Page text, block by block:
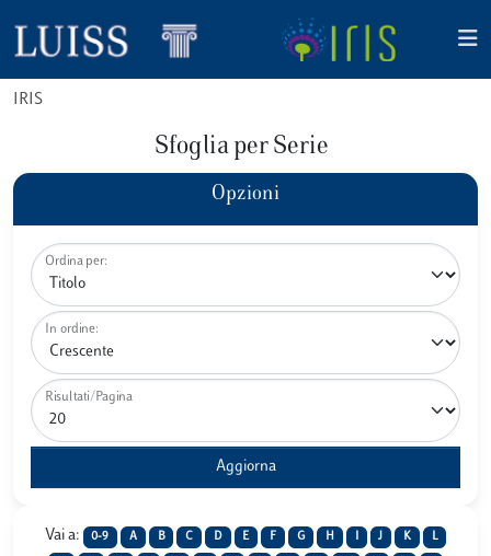
IRIS
Sfoglia per Serie
Opzioni
Ordina per:
In ordine:
Risultati/Pagina
Vai a: 0-9 A B C D E F G H J K L